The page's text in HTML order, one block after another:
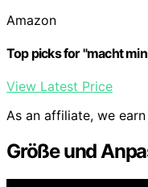
Amazon
Top picks for "macht
View Latest Price
As an affiliate, we
Größe und